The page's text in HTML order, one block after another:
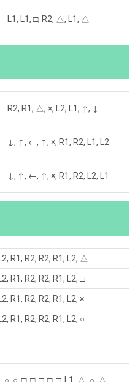
L1, L1, □, R2, △, L1, △
R2, R1, △, ×, L2, L1, ↑, ↓
↓, ↑, ←, ↑, ×, R1, R2, L1, L2
↓, ↑, ←, ↑, ×, R1, R2, L2, L1
L2, R1, R2, R2, R1, L2, △
L2, R1, R2, R2, R1, L2, □
L2, R1, R2, R2, R1, L2, ×
L2, R1, R2, R2, R1, L2, ○